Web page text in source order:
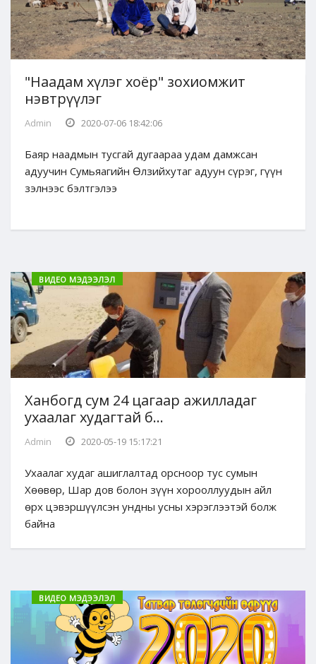
"Наадам хүлэг хоёр" зохиомжит
нэвтрүүлэг
Admin 2020-07-06 18:42:06
Баяр наадмын тусгай дугаараа удам дамжсан
адуучин Сумьяагийн Өлзийхутаг адуун сүрэг, гүүн
зэлнээс бэлтгэлээ
ВИДЕО МЭДЭЭЛЭЛ
Ханбогд сум 24 цагаар ажилладаг
ухаалаг худагтай б...
Admin 2020-05-19 15:17:21
Ухаалаг худаг ашиглалтад орсноор тус сумын
Хөөвөр, Шар дов болон зүүн хорооллуудын айл
өрх цэвэршүүлсэн ундны усны хэрэглээтэй болж
байна
ВИДЕО МЭДЭЭЛЭЛ